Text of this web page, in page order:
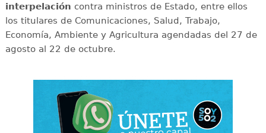
interpelación contra ministros de Estado, entre ellos
los titulares de Comunicaciones, Salud, Trabajo,
Economía, Ambiente y Agricultura agendadas del 27 de
agosto al 22 de octubre.